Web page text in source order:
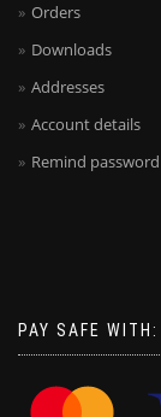
Orders
Downloads
Addresses
Account details
Remind password
PAY SAFE WITH: